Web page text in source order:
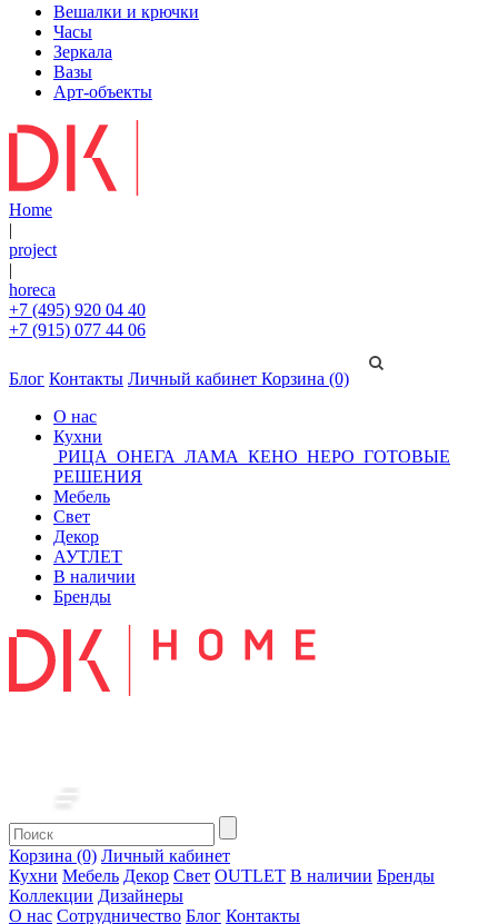
Вешалки и крючки
Часы
Зеркала
Вазы
Арт-объекты
Home
|
project
|
horeca
+7 (495) 920 04 40
+7 (915) 077 44 06
Блог Контакты Личный кабинет Корзина (0)
О нас
Кухни
РИЦА ОНЕГА ЛАМА КЕНО НЕРО ГОТОВЫЕ
РЕШЕНИЯ
Мебель
Свет
Декор
АУТЛЕТ
В наличии
Бренды
Корзина (0) Личный кабинет
Кухни Мебель Декор Свет OUTLET В наличии Бренды
Коллекции Дизайнеры
О нас Сотрудничество Блог Контакты